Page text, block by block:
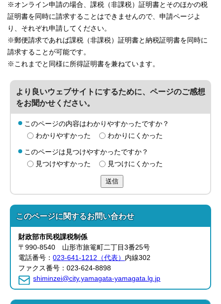
※オンライン申請の場合、課税（非課税）証明書とそのほかの税
証明書を同時に請求することはできませんので、申請ページよ
り、それぞれ申請してください。
※郵便請求であれば課税（非課税）証明書と納税証明書を同時に
請求することが可能です。
※これまでと同様に所得証明書を兼ねています。
より良いウェブサイトにするために、ページのご感想
をお聞かせください。
このページの内容はわかりやすかったですか？
わかりやすかった
わかりにくかった
このページは見つけやすかったですか？
見つけやすかった
見つけにくかった
送信
このページに関するお問い合わせ
財政部市民税課税制係
〒990-8540 山形市旅篭町二丁目3番25号
電話番号：023-641-1212（代表） 内線302
ファクス番号：023-624-8898
shiminzei@city.yamagata-yamagata.lg.jp